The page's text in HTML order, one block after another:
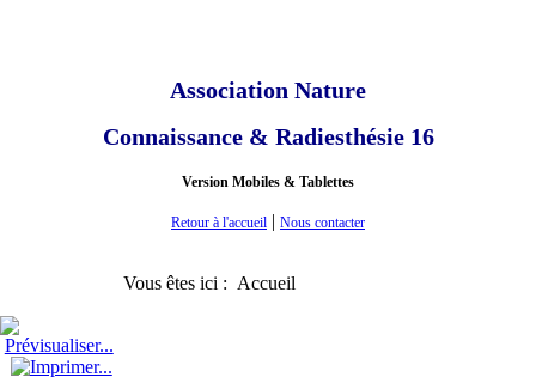
Association Nature
Connaissance & Radiesthésie 16
Version Mobiles & Tablettes
Retour à l'accueil | Nous contacter
Vous êtes ici : Accueil